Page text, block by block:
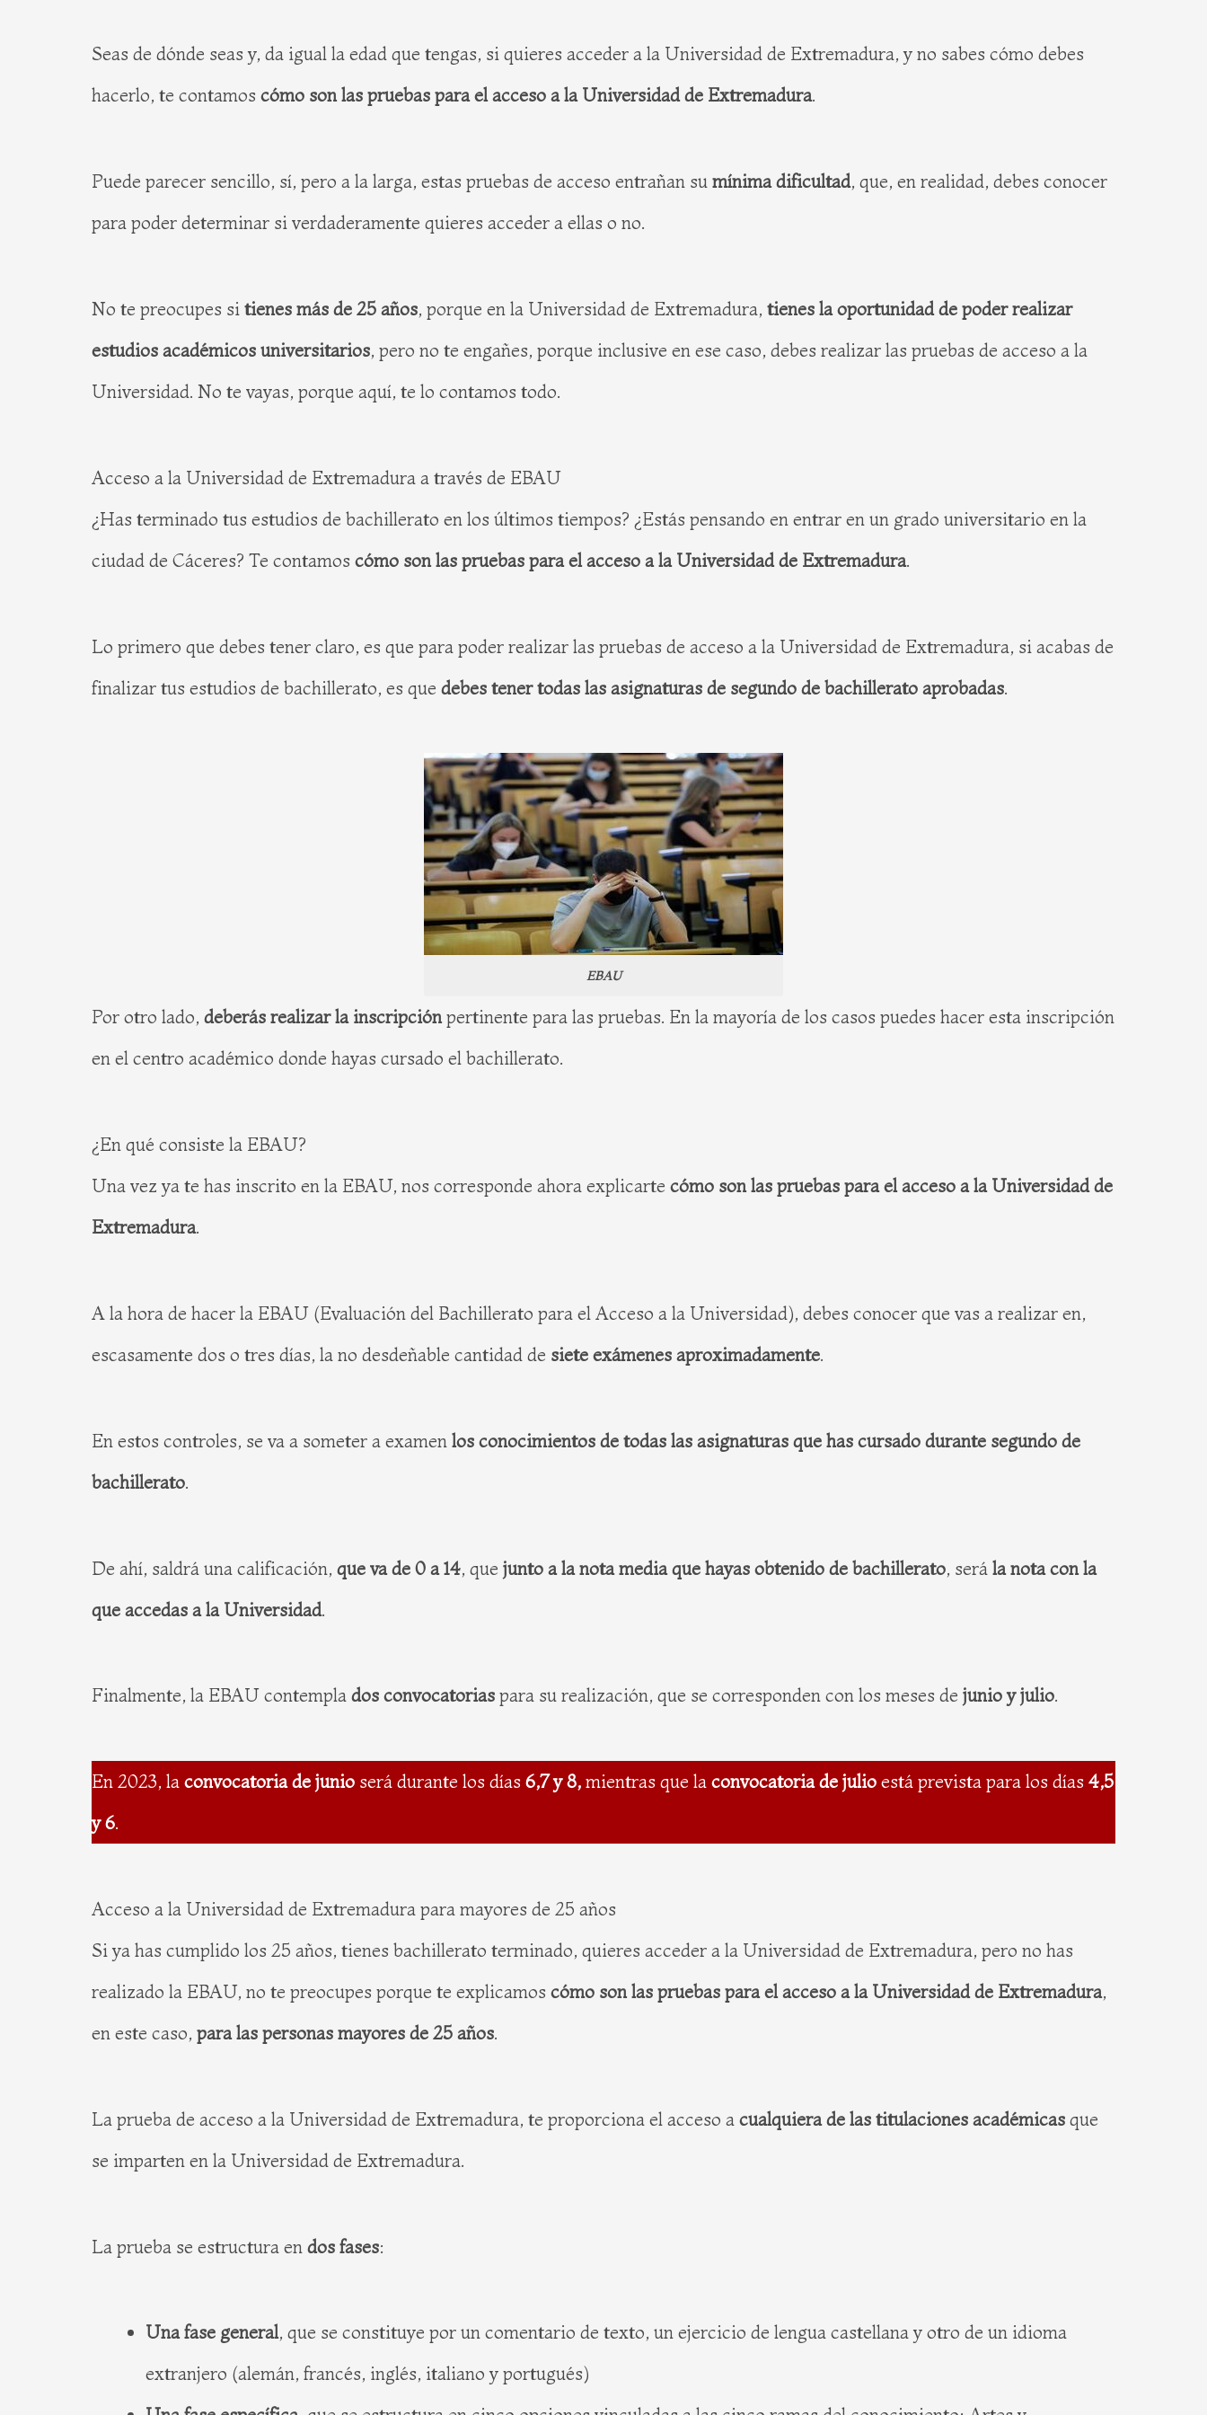
Seas de dónde seas y, da igual la edad que tengas, si quieres acceder a la Universidad de Extremadura, y no sabes cómo debes
hacerlo, te contamos cómo son las pruebas para el acceso a la Universidad de Extremadura.
Puede parecer sencillo, sí, pero a la larga, estas pruebas de acceso entrañan su mínima dificultad, que, en realidad, debes conocer
para poder determinar si verdaderamente quieres acceder a ellas o no.
No te preocupes si tienes más de 25 años, porque en la Universidad de Extremadura, tienes la oportunidad de poder realizar
estudios académicos universitarios, pero no te engañes, porque inclusive en ese caso, debes realizar las pruebas de acceso a la
Universidad. No te vayas, porque aquí, te lo contamos todo.
Acceso a la Universidad de Extremadura a través de EBAU
¿Has terminado tus estudios de bachillerato en los últimos tiempos? ¿Estás pensando en entrar en un grado universitario en la
ciudad de Cáceres? Te contamos cómo son las pruebas para el acceso a la Universidad de Extremadura.
Lo primero que debes tener claro, es que para poder realizar las pruebas de acceso a la Universidad de Extremadura, si acabas de
finalizar tus estudios de bachillerato, es que debes tener todas las asignaturas de segundo de bachillerato aprobadas.
EBAU
Por otro lado, deberás realizar la inscripciónpertinente para las pruebas. En la mayoría de los casos puedes hacer esta inscripción
en el centro académico donde hayas cursado el bachillerato.
¿En qué consiste la EBAU?
Una vez ya te has inscrito en la EBAU, nos corresponde ahora explicarte cómo son las pruebas para el acceso a la Universidad de
Extremadura.
A la hora de hacer la EBAU (Evaluación del Bachillerato para el Acceso a la Universidad), debes conocer que vas a realizar en,
escasamente dos o tres días, la no desdeñable cantidad de siete exámenes aproximadamente.
En estos controles, se va a someter a examen los conocimientos de todas las asignaturas que has cursado durante segundo de
bachillerato.
De ahí, saldrá una calificación, que va de 0 a 14, que junto a la nota media que hayas obtenido de bachillerato, será la nota con la
que accedas a la Universidad.
Finalmente, la EBAU contempla dos convocatorias para su realización, que se corresponden con los meses de junio y julio.
En 2023, la convocatoria de junio será durante los días 6,7 y 8, mientras que la convocatoria de julio está prevista para los días 4,5
y 6.
Acceso a la Universidad de Extremadura para mayores de 25 años
Si ya has cumplido los 25 años, tienes bachillerato terminado, quieres acceder a la Universidad de Extremadura, pero no has
realizado la EBAU, no te preocupes porque te explicamos cómo son las pruebas para el acceso a la Universidad de Extremadura,
en este caso, para las personas mayores de 25 años.
La prueba de acceso a la Universidad de Extremadura, te proporciona el acceso a cualquiera de las titulaciones académicas que
se imparten en la Universidad de Extremadura.
La prueba se estructura en dos fases:
Una fase general, que se constituye por un comentario de texto, un ejercicio de lengua castellana y otro de un idioma
extranjero (alemán, francés, inglés, italiano y portugués)